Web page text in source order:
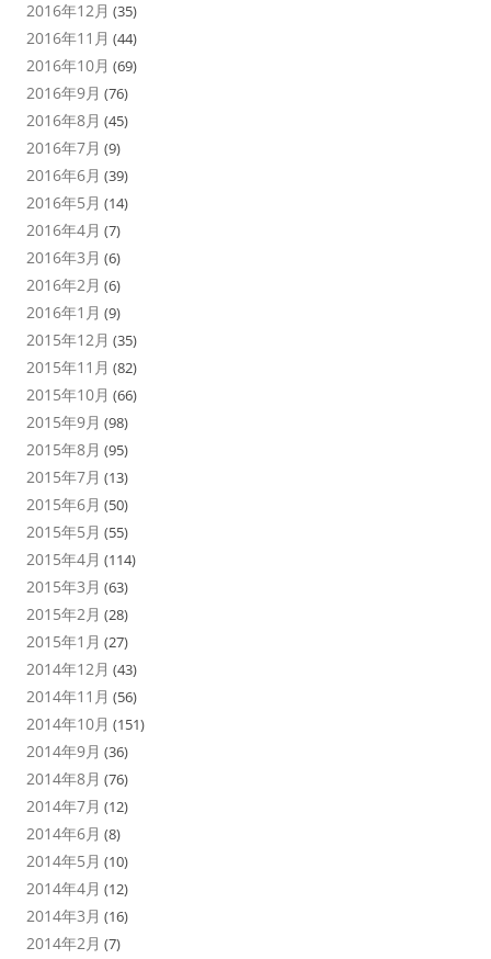
2016年12月 (35)
2016年11月 (44)
2016年10月 (69)
2016年9月 (76)
2016年8月 (45)
2016年7月 (9)
2016年6月 (39)
2016年5月 (14)
2016年4月 (7)
2016年3月 (6)
2016年2月 (6)
2016年1月 (9)
2015年12月 (35)
2015年11月 (82)
2015年10月 (66)
2015年9月 (98)
2015年8月 (95)
2015年7月 (13)
2015年6月 (50)
2015年5月 (55)
2015年4月 (114)
2015年3月 (63)
2015年2月 (28)
2015年1月 (27)
2014年12月 (43)
2014年11月 (56)
2014年10月 (151)
2014年9月 (36)
2014年8月 (76)
2014年7月 (12)
2014年6月 (8)
2014年5月 (10)
2014年4月 (12)
2014年3月 (16)
2014年2月 (7)